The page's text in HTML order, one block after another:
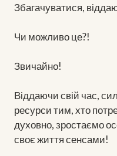
Збагачуватися,
Чи можливо це?!
Звичайно!
Віддаючи свій час,
ресурси тим, хто
духовно, зростаємо
своє життя сенсами!